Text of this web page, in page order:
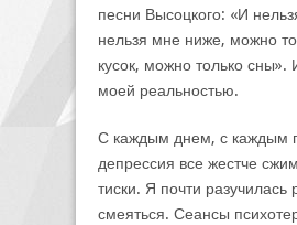
песни Высоцкого: «И
нельзя мне ниже, можно
кусок, можно только сны».
моей реальностью.
С каждым днем, с каждым
депрессия все жестче
тиски. Я почти разучилась
смеяться. Сеансы